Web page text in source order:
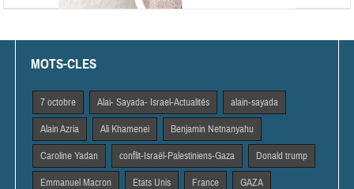
MOTS-CLES
7 octobre Alai- Sayada- Israel-Actualités alain-sayada
Alain Azria Ali Khamenei Benjamin Netnanyahu
Caroline Yadan conflit-Israël-Palestiniens-Gaza Donald trump
Emmanuel Macron Etats Unis France GAZA